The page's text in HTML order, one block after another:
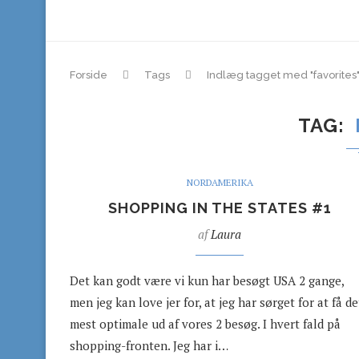
Forside Tags Indlæg tagget med "favorites"
TAG
NORDAMERIKA
SHOPPING IN THE STATES #1
afLaura
Det kan godt være vi kun har besøgt USA 2 gange,
men jeg kan love jer for, at jeg har sørget for at få
mest optimale ud af vores 2 besøg. I hvert fald på
shopping-fronten. Jeg har i…